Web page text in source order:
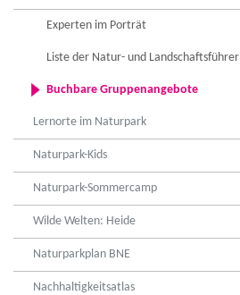
Experten im Porträt
Liste der Natur- und Landschaftsführer
Buchbare Gruppenangebote
Lernorte im Naturpark
Naturpark-Kids
Naturpark-Sommercamp
Wilde Welten: Heide
Naturparkplan BNE
Nachhaltigkeitsatlas